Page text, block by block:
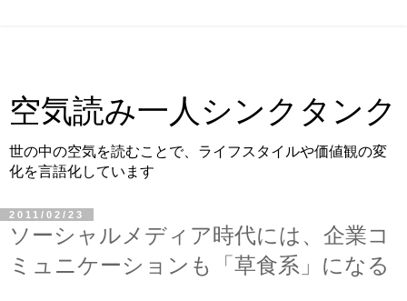
空気読み一人シンクタンク
世の中の空気を読むことで、ライフスタイルや価値観の変
化を言語化しています
2011/02/23
ソーシャルメディア時代には、企業コ
ミュニケーションも「草食系」になる